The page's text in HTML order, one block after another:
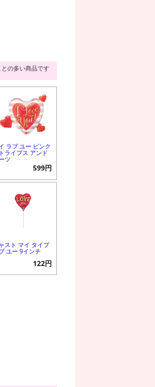
の多い商品です
ラブ ユー ピンク
ライプス アンド
ツ
599円
スト マイ タイプ
ユー 9インチ
122円